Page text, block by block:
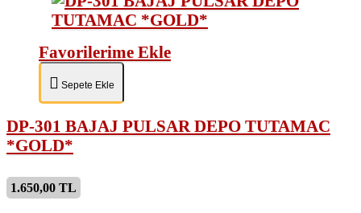
Favorilerime Ekle
Sepete Ekle
DP-301 BAJAJ PULSAR DEPO TUTAMAC
*GOLD*
1.650,00 TL